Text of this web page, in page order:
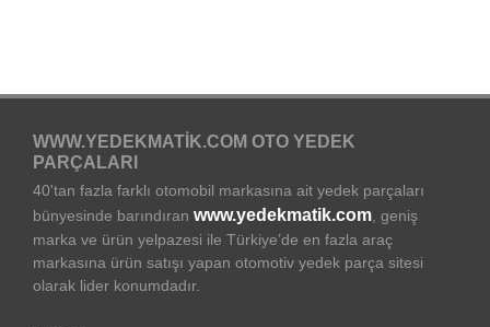
WWW.YEDEKMATIK.COM OTO YEDEK
PARÇALARI
40'tan fazla farklı otomobil markasına ait yedek parçaları
bünyesinde barındıran www.yedekmatik.com , geniş
marka ve ürün yelpazesi ile Türkiye’de en fazla araç
markasına ürün satışı yapan otomotiv yedek parça sitesi
olarak lider konumdadır.